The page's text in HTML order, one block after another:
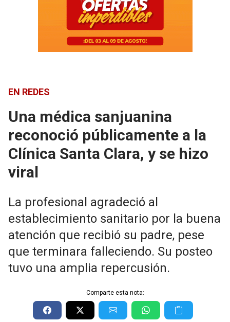
EN REDES
Una médica sanjuanina
reconoció públicamente a la
Clínica Santa Clara, y se hizo
viral
La profesional agradeció al
establecimiento sanitario por la buena
atención que recibió su padre, pese
que terminara falleciendo. Su posteo
tuvo una amplia repercusión.
Comparte esta nota: